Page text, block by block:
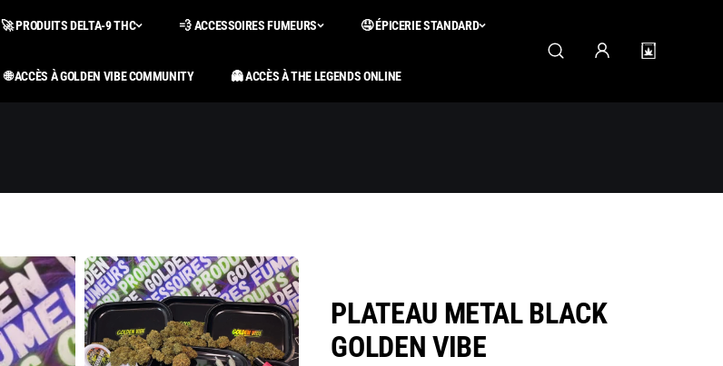
🚀 PRODUITS DELTA-9 THC 💨 ACCESSOIRES FUMEURS 🤤 ÉPICERIE STANDARD
🌐 ACCÈS À GOLDEN VIBE COMMUNITY 👻 ACCÈS À THE LEGENDS ONLINE
PLATEAU METAL BLACK
GOLDEN VIBE